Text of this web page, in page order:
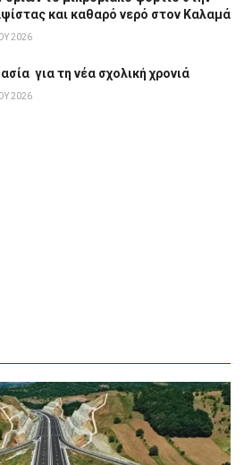
και καθαρό νερό στον Καλαμά
2026
για τη νέα σχολική χρονιά
2026